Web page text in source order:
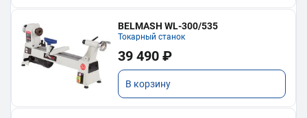
BELMASH WL-300/535
Токарный станок
39 490 ₽
В корзину